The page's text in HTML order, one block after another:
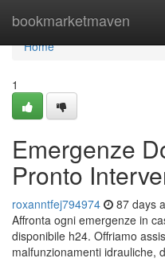
bookmarketmaven
Home
Home
1
Emergenze
Pronto
roxanntfej794974 87 days
Affronta ogni emergenze in
disponibile h24. Offriamo
malfunzionamenti idrauliche,